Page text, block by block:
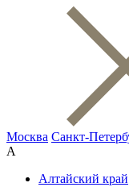
Москва Санкт-
А
Алтайский край